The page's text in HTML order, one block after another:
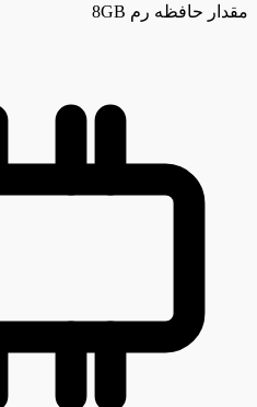
مقدار حافظه رم 8GB